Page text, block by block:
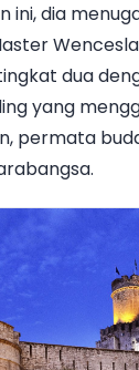
ini, dia
dua
yang
permata